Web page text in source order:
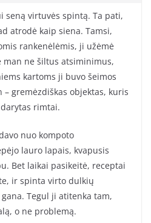
seną virtuvės spintą. Ta pati,
atrodė kaip siena. Tamsi,
rankenėlėmis, ji užėmė
man ne šiltus atsiminimus,
kartoms ji buvo šeimos
gremėzdiškas objektas, kuris
rimtai.
nuo kompoto
lauro lapais, kvapusis
Bet laikai pasikeitė, receptai
ir spinta virto dulkių
Tegul ji atitenka tam,
o ne problemą.